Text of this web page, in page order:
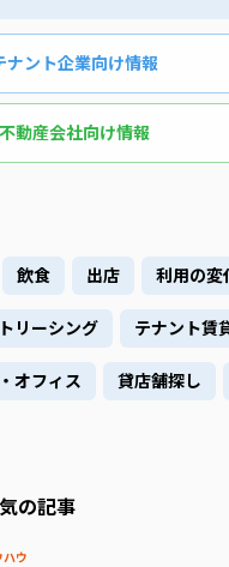
ナント企業向け情報
不動産会社向け情報
飲食 出店 利用の変
リーシング テナント賃
オフィス 貸店舗探し
の記事
ハウ